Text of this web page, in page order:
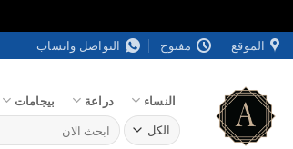
تخطي
للمحتوى
الموقع مفتوح التواصل واتساب
النساء دراعة بيجامات
البحث
عن: